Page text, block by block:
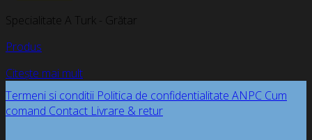
Specialitate A Turk - Grătar
Produs
Citește mai mult
Termeni si conditii Politica de confidentialitate ANPC Cum
comand Contact Livrare & retur